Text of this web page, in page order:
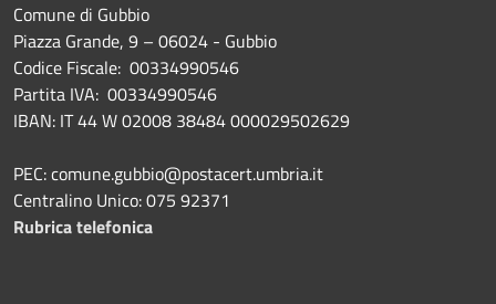
Comune di Gubbio
Piazza Grande, 9 – 06024 - Gubbio
Codice Fiscale: 00334990546
Partita IVA: 00334990546
IBAN: IT 44 W 02008 38484 000029502629
PEC: comune.gubbio@postacert.umbria.it
Centralino Unico: 075 92371
Rubrica telefonica